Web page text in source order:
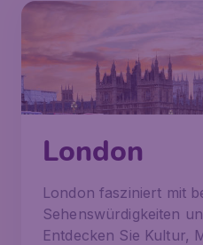
London
London fasziniert mit
Sehenswürdigkeiten
Entdecken Sie Kultur,